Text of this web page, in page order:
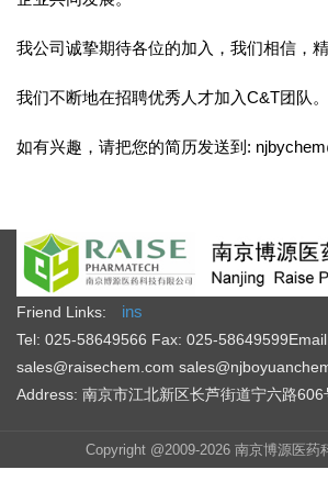
我公司诚挚期待各位的加入，我们相信，
我们不断地在招聘优秀人才加入C&T团队。
如有兴趣，请把您的简历发送到:
Friend Links: ins
Tel: 025-58649566 Fax: 025-58649599
sales@raisechem.com
Address: 南京市江北新区长芦街道宁六路606
Copyright @2009-2026 南京博源医药